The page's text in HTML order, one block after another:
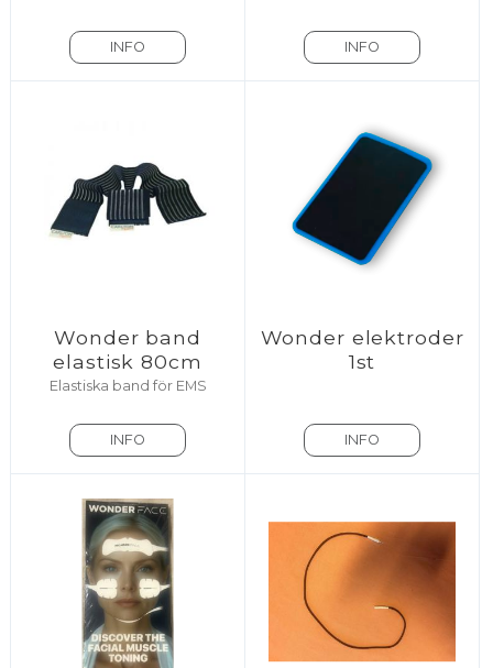
INFO INFO
Wonder band
elastisk 80cm
Elastiska band för EMS
INFO
Wonder elektroder
1st
INFO